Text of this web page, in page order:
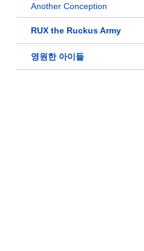
Another Conception
RUX the Ruckus Army
영원한 아이들